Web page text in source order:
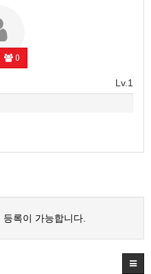
0
Lv.1
록이 가능합니다.